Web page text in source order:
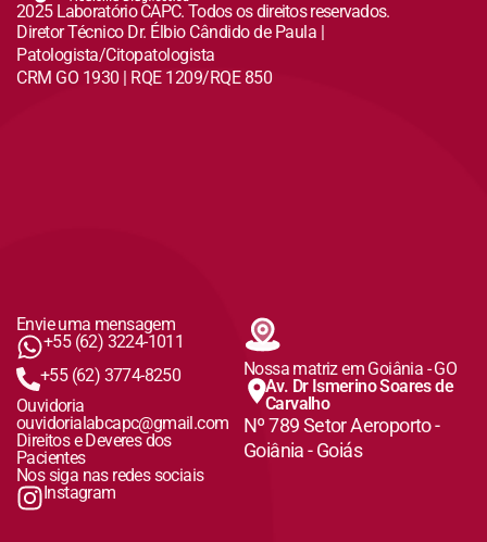
2025 Laboratório CAPC. Todos os direitos reservados.
Diretor Técnico Dr. Élbio Cândido de Paula |
Patologista/Citopatologista
CRM GO 1930 | RQE 1209/RQE 850
Envie uma mensagem
+55 (62) 3224-1011
+55 (62) 3774-8250
Ouvidoria
ouvidorialabcapc@gmail.com
Direitos e Deveres dos
Pacientes
Nos siga nas redes sociais
Instagram
Nossa matriz em Goiânia - GO
Av. Dr Ismerino Soares de
Carvalho
Nº 789 Setor Aeroporto -
Goiânia - Goiás